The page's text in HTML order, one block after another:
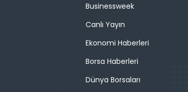
Businessweek
Canlı Yayın
Ekonomi Haberleri
Borsa Haberleri
Dünya Borsaları